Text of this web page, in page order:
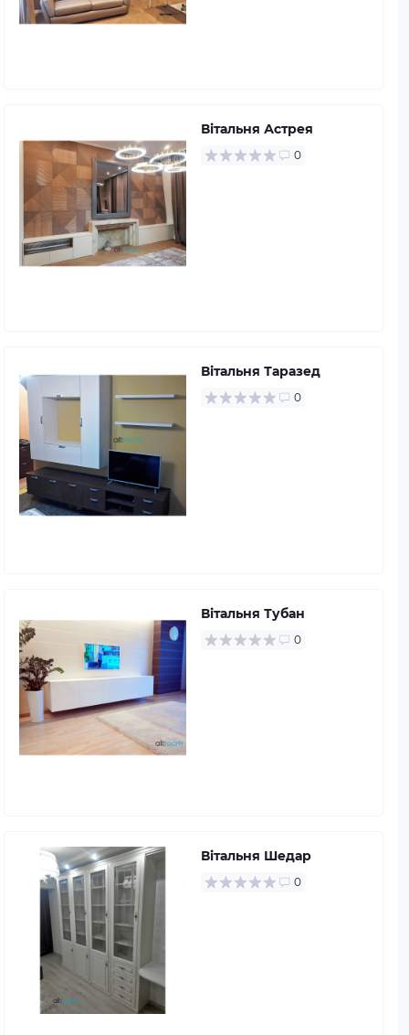
Вітальня Астрея
0
Вітальня Таразед
0
Вітальня Тубан
0
Вітальня Шедар
0